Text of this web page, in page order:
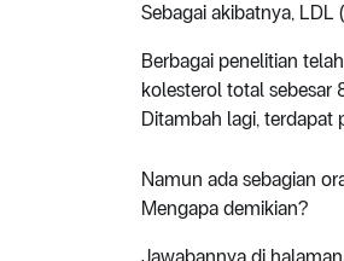
Sebagai akibatnya, LDL
Berbagai penelitian
kolesterol total sebesar
Ditambah lagi, terdapat
Namun ada sebagian
Mengapa demikian?